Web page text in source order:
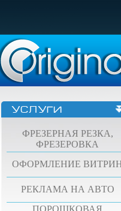
УСЛУГИ
ФРЕЗЕРНАЯ РЕЗКА,
ФРЕЗЕРОВКА
ОФОРМЛЕНИЕ
РЕКЛАМА НА АВТО
ПОРОШКОВАЯ